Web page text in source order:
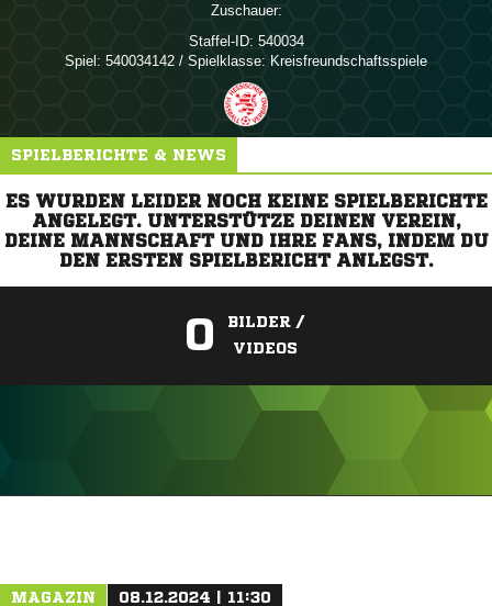
Zuschauer:
Staffel-ID: 540034
Spiel: 540034142 / Spielklasse: Kreisfreundschaftsspiele
SPIELBERICHTE & NEWS
ES WURDEN LEIDER NOCH KEINE SPIELBERICHTE
ANGELEGT. UNTERSTÜTZE DEINEN VEREIN,
DEINE MANNSCHAFT UND IHRE FANS, INDEM DU
DEN ERSTEN SPIELBERICHT ANLEGST.
0
BILDER /
VIDEOS
MAGAZIN 08.12.2024 | 11:30